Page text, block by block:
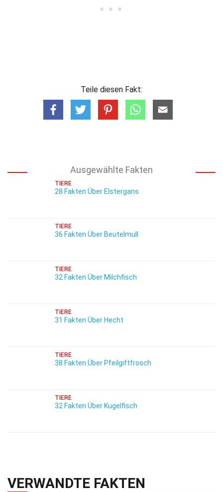
Teile diesen Fakt:
Ausgewählte Fakten
TIERE
28 Fakten Über Elstergans
TIERE
36 Fakten Über Beutelmull
TIERE
32 Fakten Über Milchfisch
TIERE
31 Fakten Über Hecht
TIERE
38 Fakten Über Pfeilgiftfrosch
TIERE
32 Fakten Über Kugelfisch
VERWANDTE FAKTEN